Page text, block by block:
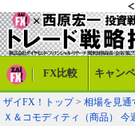
FX比較 キャン
ザイFX！トップ> 相場を見通
Ｘ＆コモディティ（商品） 今